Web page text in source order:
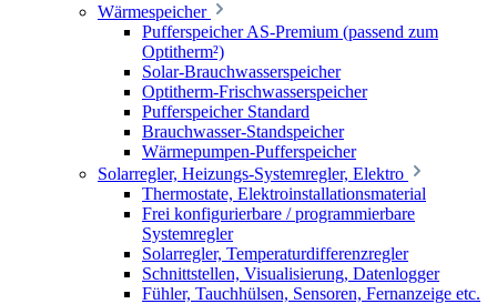
Wärmespeicher
Pufferspeicher AS-Premium (passend zum
Optitherm²)
Solar-Brauchwasserspeicher
Optitherm-Frischwasserspeicher
Pufferspeicher Standard
Brauchwasser-Standspeicher
Wärmepumpen-Pufferspeicher
Solarregler, Heizungs-Systemregler, Elektro
Thermostate, Elektroinstallationsmaterial
Frei konfigurierbare / programmierbare
Systemregler
Solarregler, Temperaturdifferenzregler
Schnittstellen, Visualisierung, Datenlogger
Fühler, Tauchhülsen, Sensoren, Fernanzeige etc.